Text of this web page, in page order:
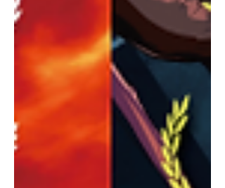
YouTubeで鑑賞できます。
https://youtu.be/PSqjoXd_oB4?
si=mfjGOVezdbLjnVYU 曲は、アーテ
ィストのAIが手がけた、Nコン（NHK
全国学校音楽コンクール）高等学校の
部課題曲をセルフカバーした「まだ旅
の途中」。 NHK出版のガイドブック(↑
画像)には、坂本監督の美しいアニメー
ション画像が表紙を飾り、インタビュ
ーも掲載されています。 坂本サク監督
の過去作品(『アラーニェの虫